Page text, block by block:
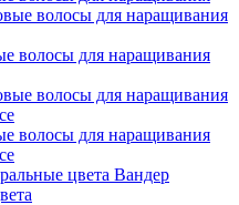
волосы для наращивания
волосы для наращивания
Вандер